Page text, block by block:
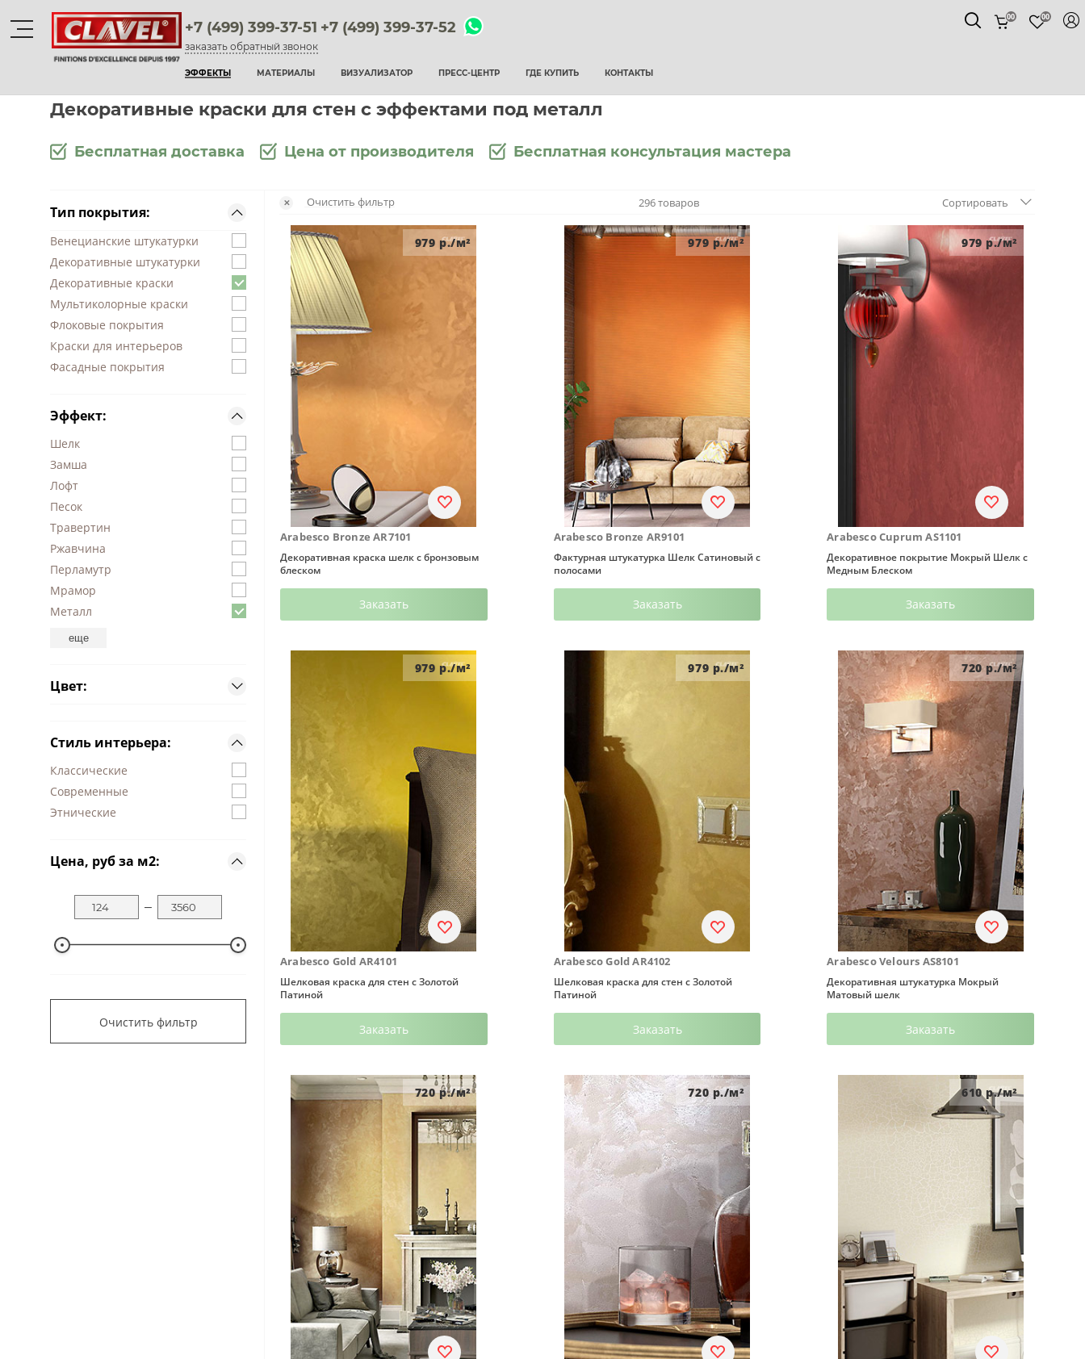
+7 (499) 399-37-51 +7 (499) 399-37-52
заказать обратный звонок
ЭФФЕКТЫ МАТЕРИАЛЫ ВИЗУАЛИЗАТОР ПРЕСС-ЦЕНТР ГДЕ КУПИТЬ КОНТАКТЫ
00 00
Материалы
штукатурки венецианские
флоки
мультиколорные краски
краски
воски и лаки
штукатурки для фасадов
декор. инструмент
трафареты для декора
Декоративные краски для стен с эффектами под металл
Бесплатная доставка Цена от производителя Бесплатная консультация мастера
Тип покрытия:
Венецианские штукатурки
Декоративные штукатурки
Декоративные краски
Мультиколорные краски
Флоковые покрытия
Краски для интерьеров
Фасадные покрытия
Эффект:
Шелк
Замша
Лофт
Песок
Травертин
Ржавчина
Перламутр
Мрамор
Металл
еще
Цвет:
Стиль интерьера:
Классические
Современные
Этнические
Цена, руб за м2:
‒
Очистить фильтр
✕ Очистить фильтр 296 товаров Сортировать
Arabesco Bronze AR7101
Декоративная краска шелк с бронзовым
блеском
979 р./м²
Заказать
Arabesco Bronze AR9101
Фактурная штукатурка Шелк Сатиновый с
полосами
979 р./м²
Заказать
Arabesco Cuprum AS1101
Декоративное покрытие Мокрый Шелк с
Медным Блеском
979 р./м²
Заказать
Arabesco Gold AR4101
Шелковая краска для стен с Золотой
Патиной
979 р./м²
Заказать
Arabesco Gold AR4102
Шелковая краска для стен с Золотой
Патиной
979 р./м²
Заказать
Arabesco Velours AS8101
Декоративная штукатурка Мокрый
Матовый шелк
720р./м²
Заказать
720р./м² 720р./м² 610р./м²